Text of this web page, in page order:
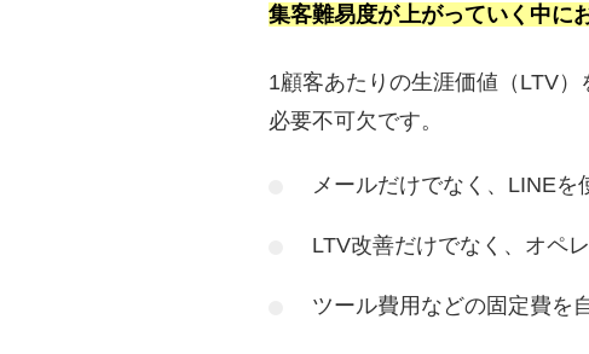
集客難易度が上がっていく中に
1顧客あたりの生涯価値（LTV
必要不可欠です。
メールだけでなく、LINE
LTV改善だけでなく、オペ
ツール費用などの固定費を